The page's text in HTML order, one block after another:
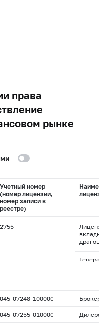
права
рынке
Учетный номер
(номер лицензии,
номер записи в
реестре)
лицензии
2755
вклады
045-07248-100000
045-07255-010000